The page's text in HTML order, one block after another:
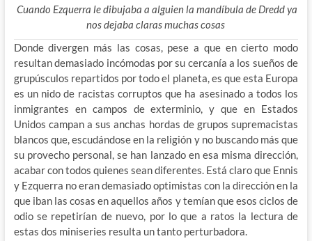
Cuando Ezquerra le dibujaba a alguien la mandíbula de Dredd ya
nos dejaba claras muchas cosas
Donde divergen más las cosas, pese a que en cierto modo
resultan demasiado incómodas por su cercanía a los sueños de
grupúsculos repartidos por todo el planeta, es que esta Europa
es un nido de racistas corruptos que ha asesinado a todos los
inmigrantes en campos de exterminio, y que en Estados
Unidos campan a sus anchas hordas de grupos supremacistas
blancos que, escudándose en la religión y no buscando más que
su provecho personal, se han lanzado en esa misma dirección,
acabar con todos quienes sean diferentes. Está claro que Ennis
y Ezquerra no eran demasiado optimistas con la dirección en la
que iban las cosas en aquellos años y temían que esos ciclos de
odio se repetirían de nuevo, por lo que a ratos la lectura de
estas dos miniseries resulta un tanto perturbadora.